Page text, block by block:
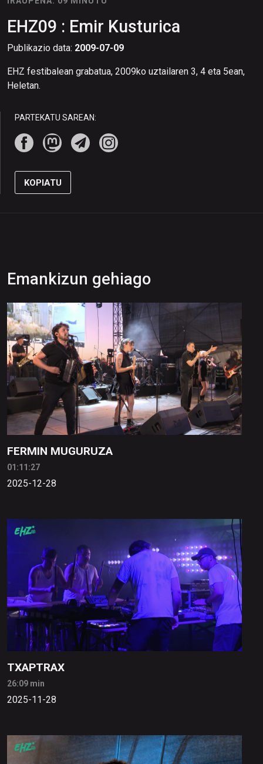
EHZ09 : Emir Kusturica
Publikazio data: 2009-07-09
EHZ festibalean grabatua, 2009ko uztailaren 3, 4 eta 5ean,
Heletan.
PARTEKATU SAREAN:
KOPIATU
Emankizun gehiago
FERMIN MUGURUZA
01:11:27
2025-12-28
TXAPTRAX
26:09 min
2025-11-28